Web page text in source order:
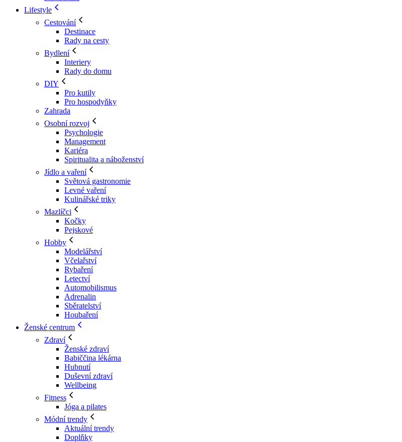
Lifestyle
Cestování
Destinace
Rady na cesty
Bydlení
Interiery
Rady do domu
DIY
Pro kutily
Pro hospodyňky
Zahrada
Osobní rozvoj
Psychologie
Management
Kariéra
Spiritualita a náboženství
Jídlo a vaření
Světová gastronomie
Levné vaření
Kulinářské triky
Mazlíčci
Kočky
Pejskové
Hobby
Modelářství
Včelařství
Rybaření
Letectví
Automobilismus
Adrenalin
Sběratelství
Houbaření
Ženské centrum
Zdraví
Ženské zdraví
Babiččina lékárna
Hubnutí
Duševní zdraví
Wellbeing
Fitness
Jóga a pilates
Módní trendy
Aktuální trendy
Doplňky